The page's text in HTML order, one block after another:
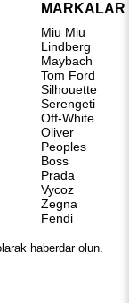
MARKALAR
Miu Miu
Lindberg
Maybach
Tom Ford
Silhouette
Serengeti
Off-White
Oliver
Peoples
Boss
Prada
Vycoz
Zegna
Fendi
haberdar olun.